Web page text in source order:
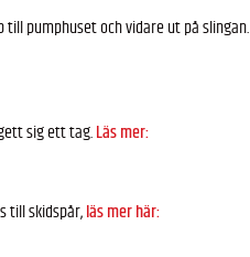
till pumphuset och vidare ut på slingan.
sig ett tag.Läs mer:
till skidspår,läs mer här: